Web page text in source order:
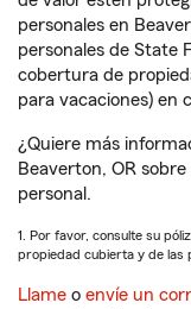
personales en
personales de State
cobertura de
para vacaciones) en
¿Quiere más
Beaverton, OR
personal.
1. Por favor, consulte su
propiedad cubierta y de las
Llame o envíe un